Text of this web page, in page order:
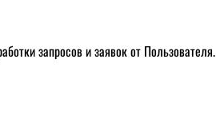
запросов и заявок от Пользователя.